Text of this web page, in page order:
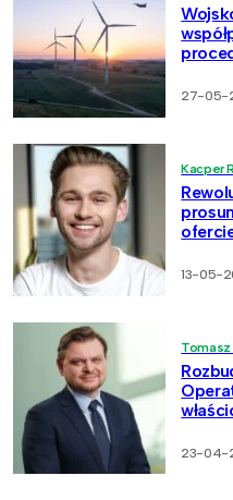
27-05-
Kacper
13-05-
Tomasz
23-04-